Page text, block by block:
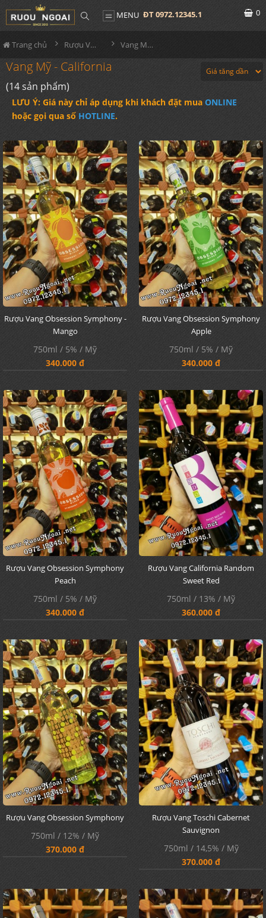
MENU ĐT 0972.12345.1 0
Trang chủ Rượu Vang Vang Mỹ - California
Vang Mỹ - California
(14 sản phẩm)
LƯU Ý: Giá này chỉ áp dụng khi khách đặt mua ONLINE
hoặc gọi qua số HOTLINE.
Rượu Vang Obsession Symphony -
Mango
750ml / 5% / Mỹ
340.000 đ
Rượu Vang Obsession Symphony
Apple
750ml / 5% / Mỹ
340.000 đ
Rượu Vang Obsession Symphony
Peach
750ml / 5% / Mỹ
340.000 đ
Rượu Vang California Random
Sweet Red
750ml / 13% / Mỹ
360.000 đ
Rượu Vang Obsession Symphony
750ml / 12% / Mỹ
370.000 đ
Rượu Vang Toschi Cabernet
Sauvignon
750ml / 14,5% / Mỹ
370.000 đ